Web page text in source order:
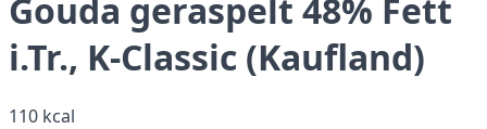
Gouda geraspelt 48% Fett
i.Tr., K-Classic (Kaufland)
110 kcal